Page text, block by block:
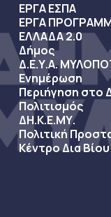
ΕΡΓΑ ΕΣΠΑ
ΕΡΓΑ
ΕΛΛΑΔΑ 2.0
Δήμος
Δ.Ε.Υ.Α.
Ενημέρωση
Περιήγηση στο
Πολιτισμός
ΔΗ.Κ.Ε.ΜΥ.
Πολιτική
Κέντρο Δια